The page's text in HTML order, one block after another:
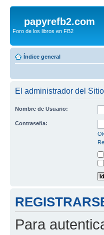
papyrefb2.com
Foro de los libros en FB2
Índice general
El administrador del
Nombre de Usuario:
Contraseña:
Para